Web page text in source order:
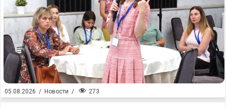
05.08.2026 / Новости / 273